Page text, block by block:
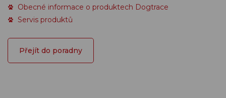
Obecné informace o produktech Dogtrace
Servis produktů
Přejít do poradny